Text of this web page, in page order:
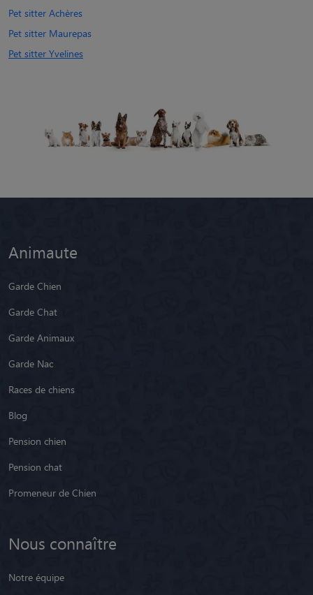
Pet sitter Achères
Pet sitter Maurepas
Pet sitter Yvelines
Animaute
Garde Chien
Garde Chat
Garde Animaux
Garde Nac
Races de chiens
Blog
Pension chien
Pension chat
Promeneur de Chien
Nous connaître
Notre équipe